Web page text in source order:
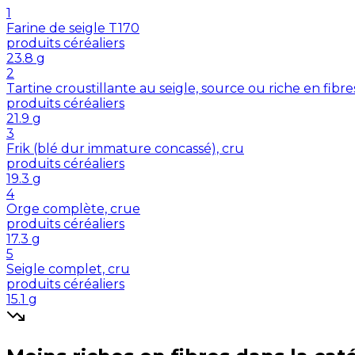
1
Farine de seigle T170
produits céréaliers
23.8 g
2
Tartine croustillante au seigle, source ou riche en
produits céréaliers
21.9 g
3
Frik (blé dur immature concassé), cru
produits céréaliers
19.3 g
4
Orge complète, crue
produits céréaliers
17.3 g
5
Seigle complet, cru
produits céréaliers
15.1 g